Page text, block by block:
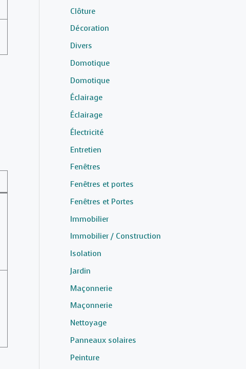
Clôture
Décoration
Divers
Domotique
Domotique
Éclairage
Éclairage
Électricité
Entretien
Fenêtres
Fenêtres et portes
Fenêtres et Portes
Immobilier
Immobilier / Construction
Isolation
Jardin
Maçonnerie
Maçonnerie
Nettoyage
Panneaux solaires
Peinture